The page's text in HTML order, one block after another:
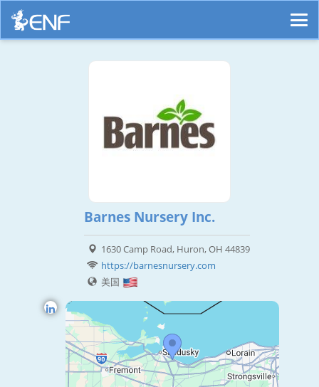
Barnes Nursery Inc.
1630 Camp Road, Huron, OH 44839
https://barnesnursery.com
美国